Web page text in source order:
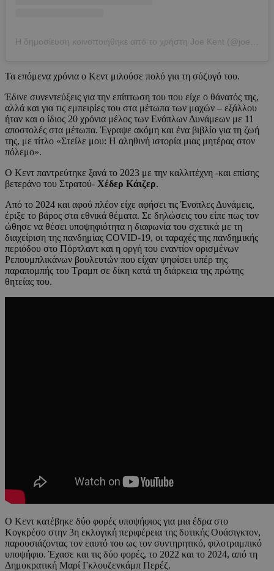
Τα επόμενα χρόνια ο Κεντ μιλούσε πολύ για τη σύζυγό του.
Έδινε συνεντεύξεις για την επίπτωση του που είχε ο θάνατός της,
αλλά και για τις εμπειρίες του στα μέτωπα των μαχών – εξάλλου
ήταν και ο ίδιος 20 χρόνια μέλος των Ενόπλων Δυνάμεων με 11
αποστολές στα μέτωπα. Έγραψε ακόμη και ένα βιβλίο για τη ζωή
της, με τίτλο «Στείλε μου: Η αληθινή ιστορία μιας μητέρας στον
πόλεμο».
Ο Κεντ παντρεύτηκε ξανά το 2023 με την καλλιτέχνη -και επίσης
βετεράνο του Στρατού- Χέδερ Κάιζερ.
Από το 2024 και αφού πλέον είχε αφήσει τις Ένοπλες Δυνάμεις,
έριξε το βάρος στα εθνικά θέματα. Σε δηλώσεις του είπε πως τον
ώθησε να θέσει υποψηφιότητα η διαφωνία του σχετικά με τη
διαχείριση της πανδημίας COVID-19, οι ταραχές της πανδημικής
περιόδου στο Πόρτλαντ και η οργή του εναντίον ορισμένων
Ρεπουμπλικάνων βουλευτών που είχαν ψηφίσει υπέρ της
παραπομπής του Τραμπ σε δίκη κατά τη διάρκεια της πρώτης
θητείας του.
Ο Κεντ κατέβηκε δύο φορές υποψήφιος για μια έδρα στο
Κογκρέσο στην 3η εκλογική περιφέρεια της δυτικής Ουάσιγκτον,
παρουσιάζοντας τον εαυτό του ως τον συντηρητικό, φιλοτραμπικό
υποψήφιο. Έχασε και τις δύο φορές, το 2022 και το 2024, από τη
Δημοκρατική Μαρί Γκλουζενκάμπ Περέζ.